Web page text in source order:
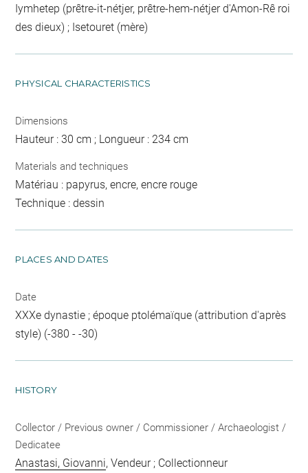
Iymhetep (prêtre-it-nétjer, prêtre-hem-nétjer d'Amon-Rê roi
des dieux) ; Isetouret (mère)
PHYSICAL CHARACTERISTICS
Dimensions
Hauteur : 30 cm ; Longueur : 234 cm
Materials and techniques
Matériau : papyrus, encre, encre rouge
Technique : dessin
PLACES AND DATES
Date
XXXe dynastie ; époque ptolémaïque (attribution d'après
style) (-380 - -30)
HISTORY
Collector / Previous owner / Commissioner / Archaeologist /
Dedicatee
Anastasi, Giovanni, Vendeur ; Collectionneur